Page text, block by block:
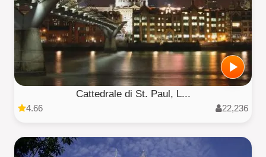
Cattedrale di St. Paul, L...
4.66 22,236